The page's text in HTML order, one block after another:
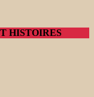
HISTOIRES